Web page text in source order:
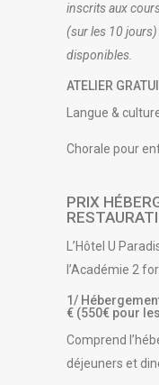
inscrits aux
(sur les 10
disponibles.
ATELIER
Langue &
Chorale pour
PRIX
L’Hôtel U
l’Académie 2
1/
€ (550€ pour
Comprend
déjeuners et